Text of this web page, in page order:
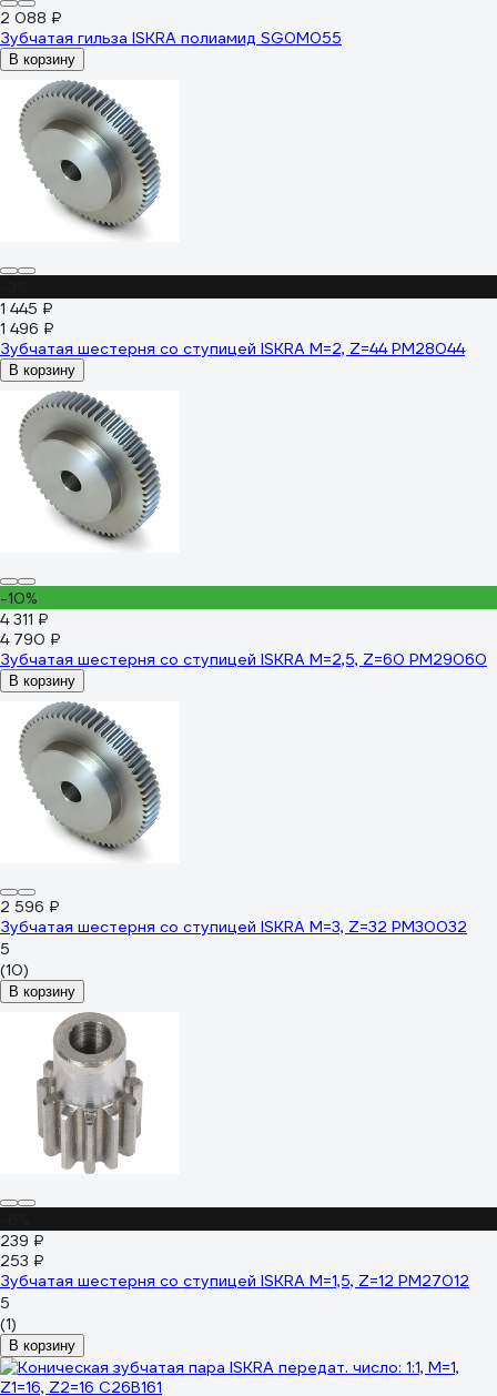
2 088 ₽
Зубчатая гильза ISKRA полиамид SG0M055
В корзину
1 445 ₽
1 496 ₽
Зубчатая шестерня со ступицей ISKRA M=2, Z=44 PM28044
В корзину
-10%
4 311 ₽
4 790 ₽
Зубчатая шестерня со ступицей ISKRA M=2,5, Z=60 PM29060
В корзину
2 596 ₽
Зубчатая шестерня со ступицей ISKRA M=3, Z=32 PM30032
5
(10)
В корзину
239 ₽
253 ₽
Зубчатая шестерня со ступицей ISKRA M=1,5, Z=12 PM27012
5
(1)
В корзину